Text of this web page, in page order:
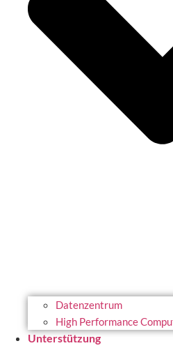
Datenzentrum
High Performance
Unterstützung